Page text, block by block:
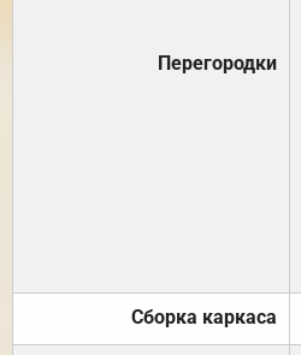
Перегородки
Сборка каркаса